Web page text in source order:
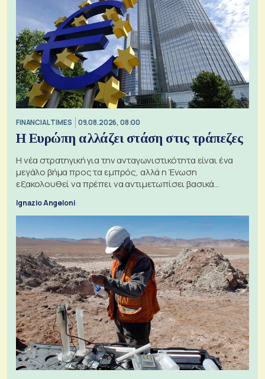
FINANCIAL TIMES 09.08.2026, 08:00
Η Ευρώπη αλλάζει στάση στις τράπεζες
Η νέα στρατηγική για την ανταγωνιστικότητα είναι ένα
μεγάλο βήμα προς τα εμπρός, αλλά η Ένωση
εξακολουθεί να πρέπει να αντιμετωπίσει βασικά
Ignazio Angeloni